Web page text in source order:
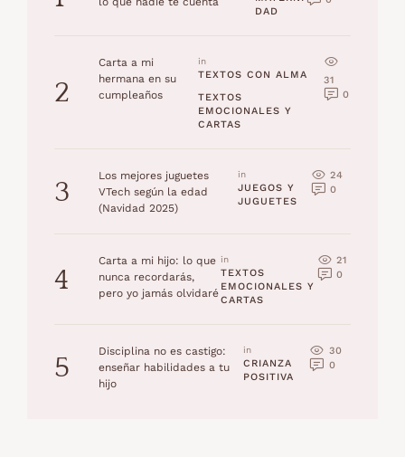
DAD
2
Carta a mi
hermana en su
cumpleaños
in
TEXTOS CON ALMA
TEXTOS
EMOCIONALES Y
CARTAS
31
0
3
Los mejores juguetes
VTech según la edad
(Navidad 2025)
in
JUEGOS Y
JUGUETES
24
0
4
Carta a mi hijo: lo que
nunca recordarás,
pero yo jamás olvidaré
in
TEXTOS
EMOCIONALES Y
CARTAS
21
0
5
Disciplina no es castigo:
enseñar habilidades a tu
hijo
in
CRIANZA
POSITIVA
30
0